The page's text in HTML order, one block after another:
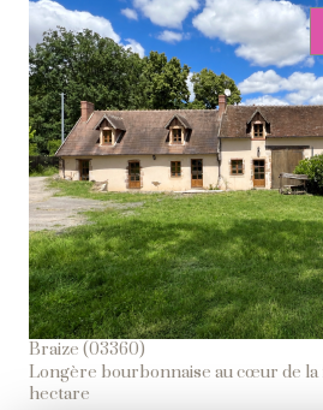
Voir Le Bien
Braize (03360)
Longère bourbonnaise au cœur de la
hectare